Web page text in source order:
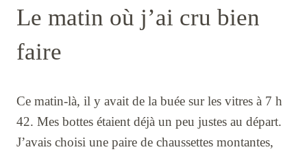
Le matin où j’ai cru bien
faire
Ce matin-là, il y avait de la buée sur les vitres à 7 h
42. Mes bottes étaient déjà un peu justes au départ.
J’avais choisi une paire de chaussettes montantes,